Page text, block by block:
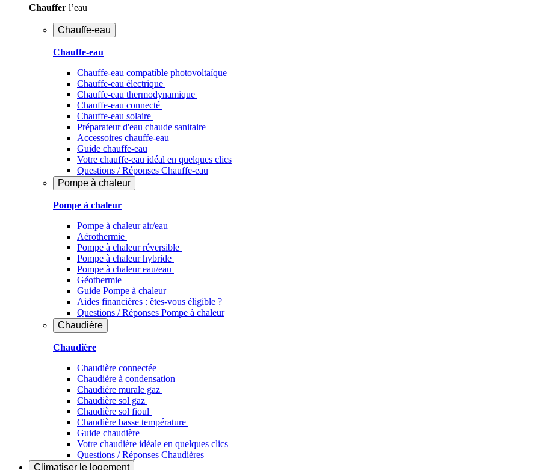
Chauffer l’eau
Chauffe-eau
Chauffe-eau
Chauffe-eau compatible photovoltaïque
Chauffe-eau électrique
Chauffe-eau thermodynamique
Chauffe-eau connecté
Chauffe-eau solaire
Préparateur d'eau chaude sanitaire
Accessoires chauffe-eau
Guide chauffe-eau
Votre chauffe-eau idéal en quelques clics
Questions / Réponses Chauffe-eau
Pompe à chaleur
Pompe à chaleur
Pompe à chaleur air/eau
Aérothermie
Pompe à chaleur réversible
Pompe à chaleur hybride
Pompe à chaleur​ eau/eau
Géothermie
Guide Pompe à chaleur
Aides financières : êtes-vous éligible ?
Questions / Réponses Pompe à chaleur
Chaudière
Chaudière
Chaudière connectée
Chaudière à condensation
Chaudière murale gaz
Chaudière sol gaz
Chaudière sol fioul
Chaudière basse température
Guide chaudière
Votre chaudière idéale en quelques clics
Questions / Réponses Chaudières
Climatiser le logement